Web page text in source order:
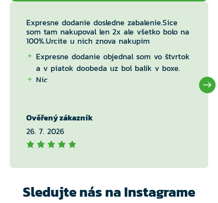
Expresne dodanie dosledne zabalenie.Sice
som tam nakupoval len 2x ale všetko bolo na
100%.Urcite u nich znova nakupim
Expresne dodanie objednal som vo štvrtok
a v piatok doobeda uz bol balik v boxe.
Nic
Ověřený zákazník
26. 7. 2026
Sledujte nás na Instagrame